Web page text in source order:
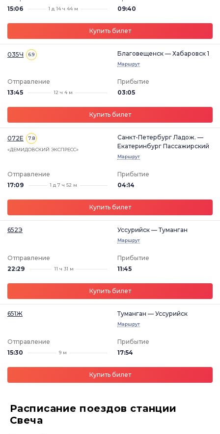
15:06
1 д 14 ч 44 м
09:40
Купить билет
035Ч 6.9 Благовещенск — Хабаровск 1
Маршрут
Отправление
13:45
12 ч 4 м
Прибытие
03:05
Купить билет
072Е 7.8
«ДЕМИДОВСКИЙ ЭКСПРЕСС»
Санкт-Петербург Ладож. —
Екатеринбург Пассажирский
Маршрут
Отправление
17:09
1 д 7 ч 52 м
Прибытие
04:14
Купить билет
652Э Уссурийск — Туманган
Маршрут
Отправление
22:29
11 ч 31 м
Прибытие
11:45
Купить билет
651Ж Туманган — Уссурийск
Маршрут
Отправление
15:30
9 м
Прибытие
17:54
Купить билет
Расписание поездов станции
Свеча